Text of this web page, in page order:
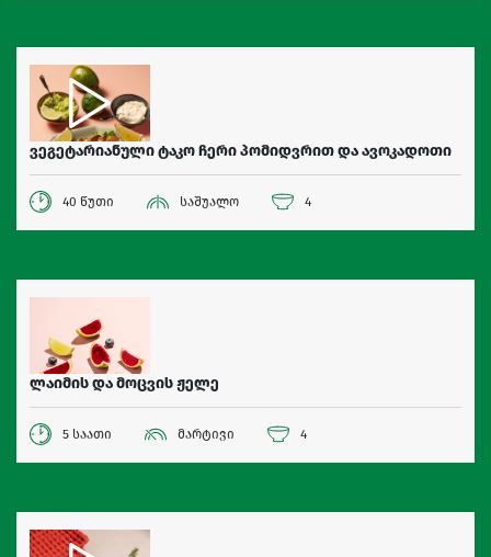
ვეგეტარიანული ტაკო ჩერი პომიდვრით და ავოკადოთი
40 წუთი საშუალო 4
ლაიმის და მოცვის ჟელე
5 საათი მარტივი 4